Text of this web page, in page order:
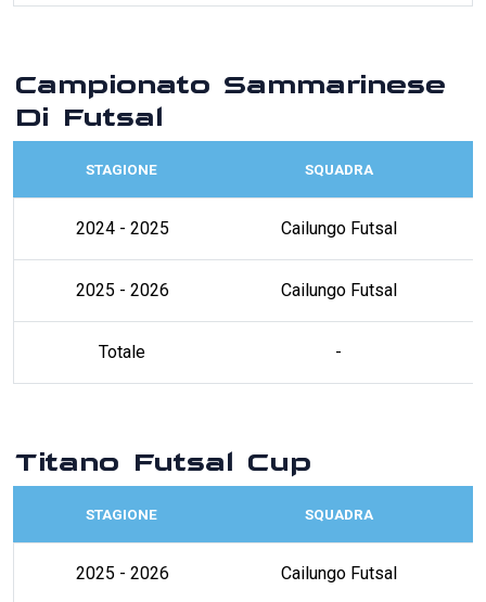
Campionato Sammarinese
Di Futsal
STAGIONE SQUADRA
2024 - 2025 Cailungo Futsal
2025 - 2026 Cailungo Futsal
Totale -
Titano Futsal Cup
STAGIONE SQUADRA
2025 - 2026 Cailungo Futsal